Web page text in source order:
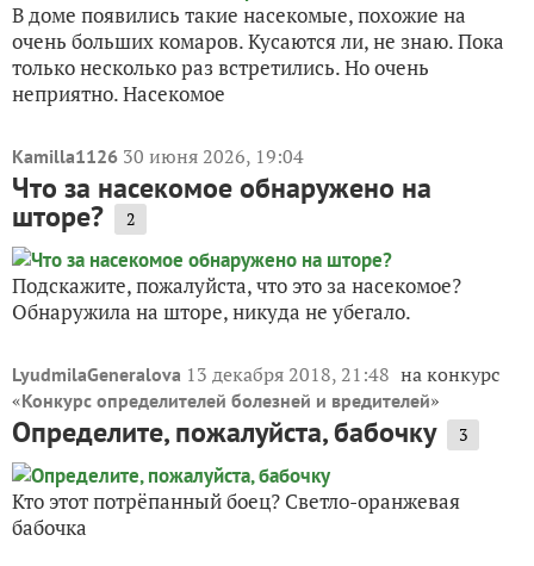
В доме появились такие насекомые, похожие на
очень больших комаров. Кусаются ли, не знаю. Пока
только несколько раз встретились. Но очень
неприятно. Насекомое
Kamilla1126 30 июня 2026, 19:04
Что за насекомое обнаружено на
шторе? 2
Подскажите, пожалуйста, что это за насекомое?
Обнаружила на шторе, никуда не убегало.
LyudmilaGeneralova 13 декабря 2018, 21:48 на конкурс
«Конкурс определителей болезней и вредителей»
Определите, пожалуйста, бабочку 3
Кто этот потрёпанный боец? Светло-оранжевая
бабочка